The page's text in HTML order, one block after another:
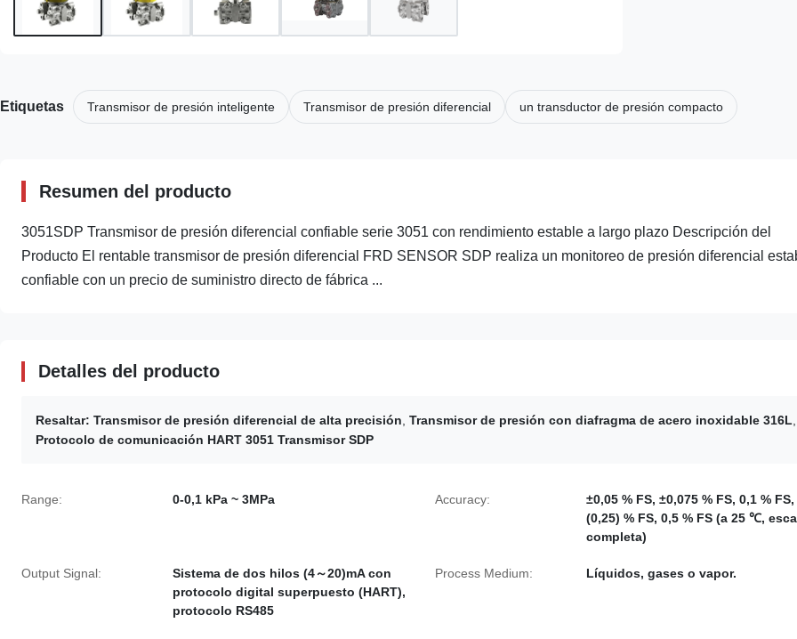
Etiquetas Transmisor de presión inteligente Transmisor de presión diferencial un transductor de presión compacto
Resumen del producto
3051SDP Transmisor de presión diferencial confiable serie 3051 con rendimiento estable a largo plazo Descripción del
Producto El rentable transmisor de presión diferencial FRD SENSOR SDP realiza un monitoreo de presión diferencial
confiable con un precio de suministro directo de fábrica ...
Detalles del producto
Resaltar: Transmisor de presión diferencial de alta precisión, Transmisor de presión con diafragma de acero inoxidable 316L,
Protocolo de comunicación HART 3051 Transmisor SDP
Range: 0-0,1 kPa ~ 3MPa Accuracy:
±0,05 % FS, ±0,075 % FS, 0,1 %
(0,25) % FS, 0,5 % FS (a 25 ℃,
completa)
Output Signal:
Sistema de dos hilos (4～20)mA con
protocolo digital superpuesto (HART),
protocolo RS485
Process Medium: Líquidos, gases o vapor.